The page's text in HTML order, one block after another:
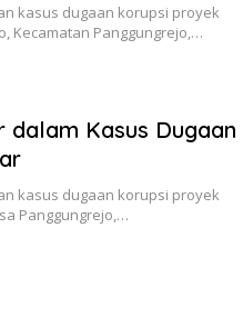
kasus dugaan korupsi proyek
Kecamatan Panggungrejo,…
Kasus Dugaan
kasus dugaan korupsi proyek
Panggungrejo,…